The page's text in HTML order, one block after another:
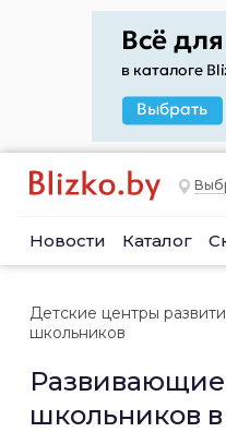
Новости Каталог
Детские центры
школьников
Развивающие
школьников